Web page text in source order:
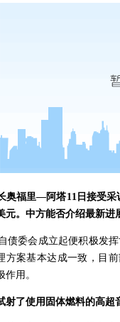
奥福里—阿塔11日接受
元。中方能否介绍最新进
债委会成立起便积极发
方案基本达成一致，目
用。
射了使用固体燃料的高